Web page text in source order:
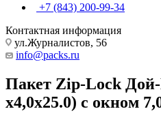
+7 (843) 200-99-34
Контактная информация
ул.Журналистов, 56
info@packs.ru
Пакет Zip-Lock
х4,0х25.0) с окном